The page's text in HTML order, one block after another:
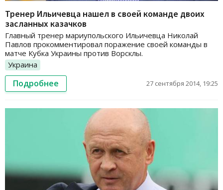
Тренер Ильичевца нашел в своей команде двоих
засланных казачков
Главный тренер мариупольского Ильичевца Николай
Павлов прокомментировал поражение своей команды в
матче Кубка Украины против Ворсклы.
Украина
Подробнее 27 сентября 2014, 19:25